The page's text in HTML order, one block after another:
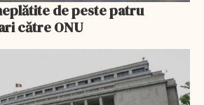
de peste patru
către ONU